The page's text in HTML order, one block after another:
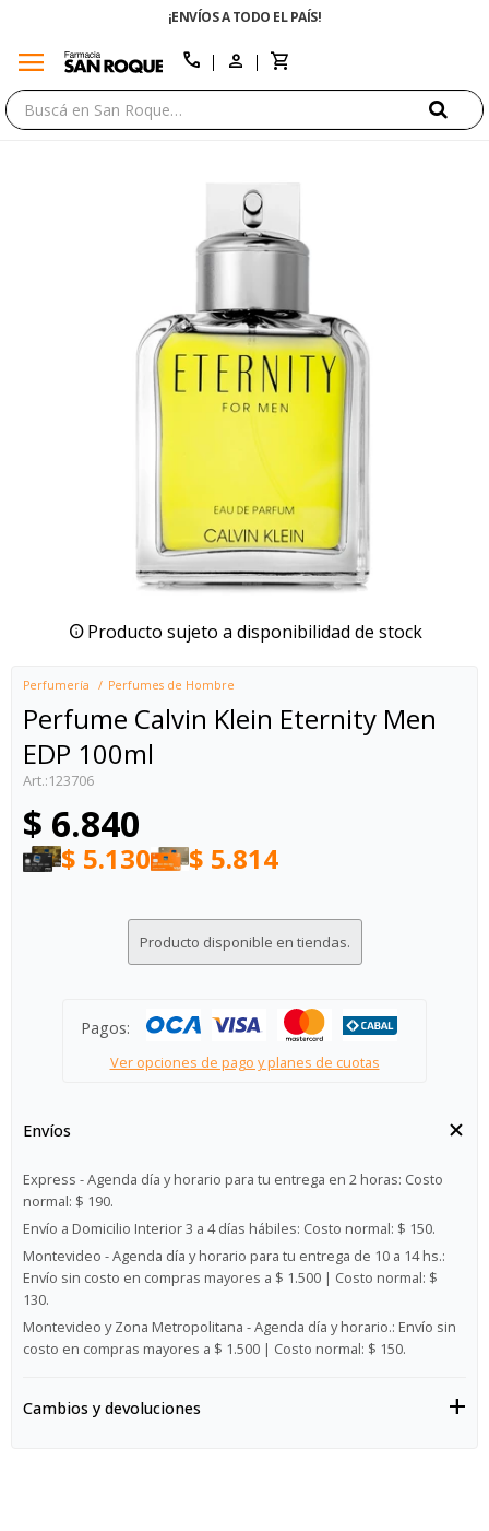
¡ENVÍOS A TODO EL PAÍS!
menu call
Producto sujeto a disponibilidad de stock
Perfumería Perfumes de Hombre
Perfume Calvin Klein Eternity Men
EDP 100ml
123706
$ 6.840
$ 5.130 $ 5.814
Producto disponible en tiendas.
Pagos:
Ver opciones de pago y planes de cuotas
Envíos
Express - Agenda día y horario para tu entrega en 2 horas: Costo
normal: $ 190.
Envío a Domicilio Interior 3 a 4 días hábiles: Costo normal: $ 150.
Montevideo - Agenda día y horario para tu entrega de 10 a 14 hs.:
Envío sin costo en compras mayores a $ 1.500 | Costo normal: $
130.
Montevideo y Zona Metropolitana - Agenda día y horario.: Envío sin
costo en compras mayores a $ 1.500 | Costo normal: $ 150.
Cambios y devoluciones
close